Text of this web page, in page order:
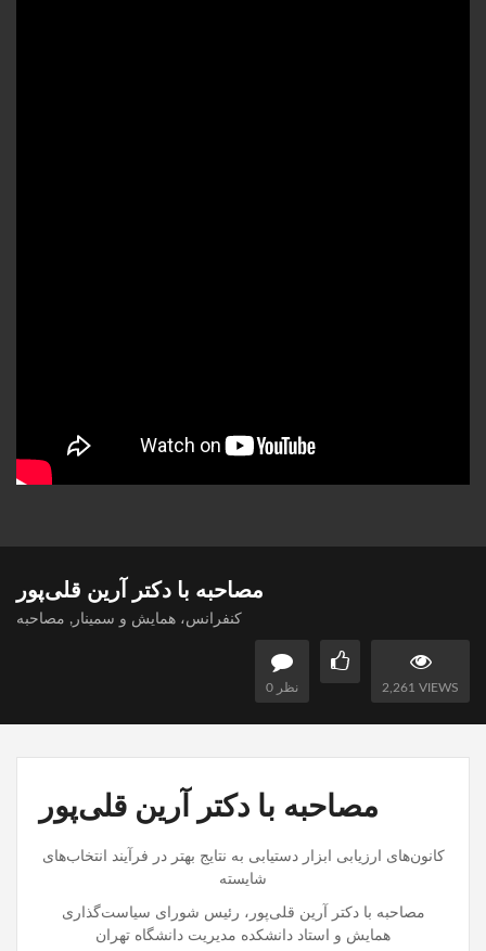
مصاحبه با دکتر آرین قلی‌پور
کنفرانس، همایش و سمینار , مصاحبه
2,261 VIEWS 0 نظر
مصاحبه با دکتر آرین قلی‌پور
کانون‌های ارزیابی ابزار دستیابی به نتایج بهتر در فرآیند انتخاب‌های
شایسته
مصاحبه با دکتر آرین قلی‌پور، رئیس شورای سیاست‌گذاری
همایش و استاد دانشكده مديريت دانشگاه تهران